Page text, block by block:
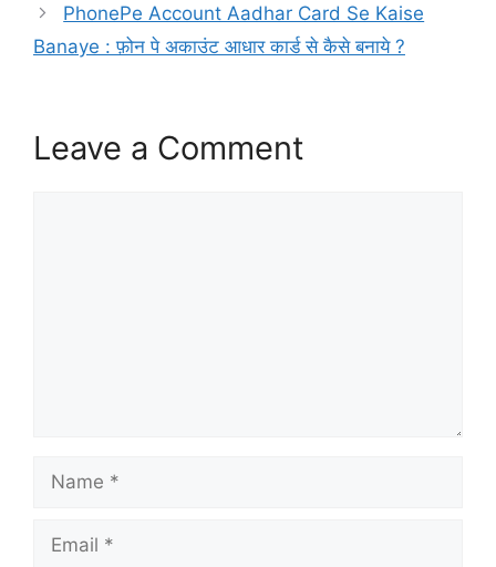
PhonePe Account Aadhar Card Se Kaise
Banaye : फ़ोन पे अकाउंट आधार कार्ड से कैसे बनाये ?
Leave a Comment